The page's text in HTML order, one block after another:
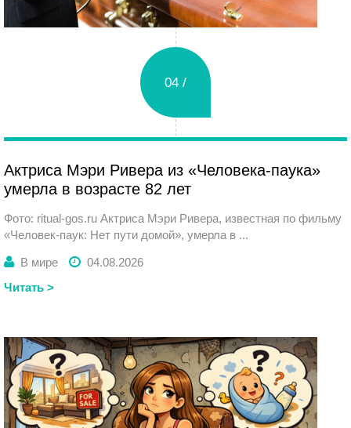
04 /
Актриса Мэри Ривера из «Человека-паука»
умерла в возрасте 82 лет
Фото: ritual-gos.ru Актриса Мэри Ривера, известная по фильму
«Человек-паук: Нет пути домой», умерла в ...
В мире
04.08.2026
Читать >